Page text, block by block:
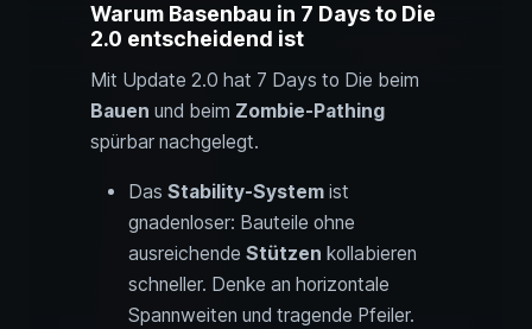
Warum Basenbau in 7 Days to Die
2.0 entscheidend ist
Mit Update 2.0 hat 7 Days to Die beim
Bauen und beim Zombie-Pathing
spürbar nachgelegt.
Das Stability-System ist
gnadenloser: Bauteile ohne
ausreichende Stützen kollabieren
schneller. Denke an horizontale
Spannweiten und tragende Pfeiler.